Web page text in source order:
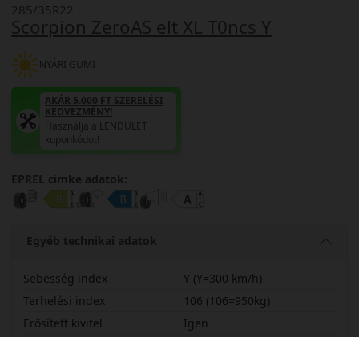
Scorpion ZeroAS elt XL T0ncs Y
285/35R22
NYÁRI GUMI
AKÁR 5.000 FT SZERELÉSI
KEDVEZMÉNY!
Használja a LENDÜLET
kuponkódot!
EPREL cimke adatok:
Egyéb technikai adatok
Sebesség index
Y (Y=300 km/h)
Terhelési index
106 (106=950kg)
Erősített kivitel
Igen